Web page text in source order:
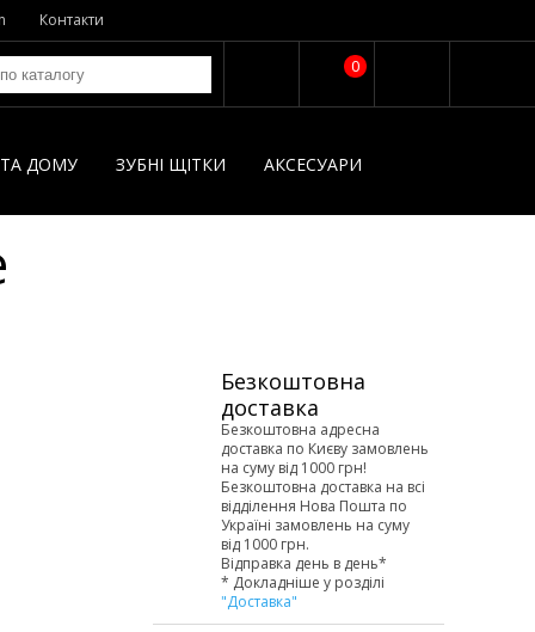
Контакти
0
ТА ДОМУ ЗУБНІ ЩІТКИ AКСЕСУАРИ
Безкоштовна
доставка
Безкоштовна адресна
доставка по Києву замовлень
на суму від 1000 грн!
Безкоштовна доставка на всі
відділення Нова Пошта по
Україні замовлень на суму
від 1000 грн.
Відправка день в день*
* Докладніше у розділі
"Доставка"